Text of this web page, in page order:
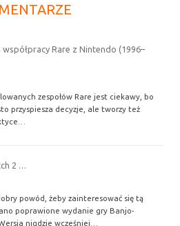
współpracy Rare z Nintendo (1996–
zespołów Rare jest ciekawy, bo
przyspiesza decyzje, ale tworzy też
2 …
powód, żeby zainteresować się tą
poprawione wydanie gry Banjo-
nigdzie wcześniej…